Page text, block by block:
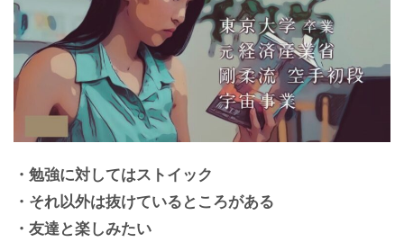
・勉強に対してはストイック
・それ以外は抜けているところがある
・友達と楽しみたい